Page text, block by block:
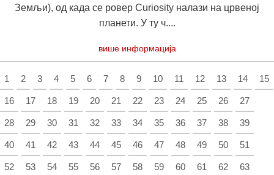
Земљи), од када се ровер Curiosity налази на црвеној
планети. У ту ч....
више информација
1 2 3 4 5 6 7 8 9 10 11 12 13 14 15
16 17 18 19 20 21 22 23 24 25 26 27
28 29 30 31 32 33 34 35 36 37 38 39
40 41 42 43 44 45 46 47 48 49 50 51
52 53 54 55 56 57 58 59 60 61 62 63